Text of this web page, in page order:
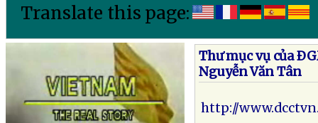
Translate this page:
Thư mục vụ của
Nguyễn Văn Tân
http://